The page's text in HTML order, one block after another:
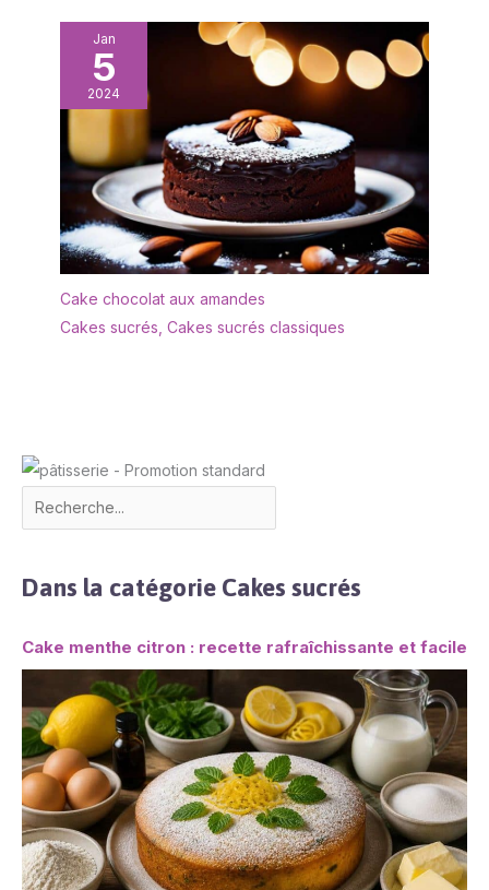
la décoration de mousse
dans la cuisine, à la
mousse pouvant être
transformée en gâteaux,
au tiramisu pouvant être
transformé en gâteaux
ronds, et convient
également aux maisons,
aux hôtels, aux moules à
pain, à la vie chambres,
restaurants, cafés et
magasins, etc.
créatifs, tels que des
gâteaux mini, des pizzas
mini, des muffins, etc.
Jan
5
2024
Cake chocolat aux amandes
Cakes sucrés, Cakes sucrés classiques
Dans la catégorie Cakes sucrés
Cake menthe citron : recette rafraîchissante et facile